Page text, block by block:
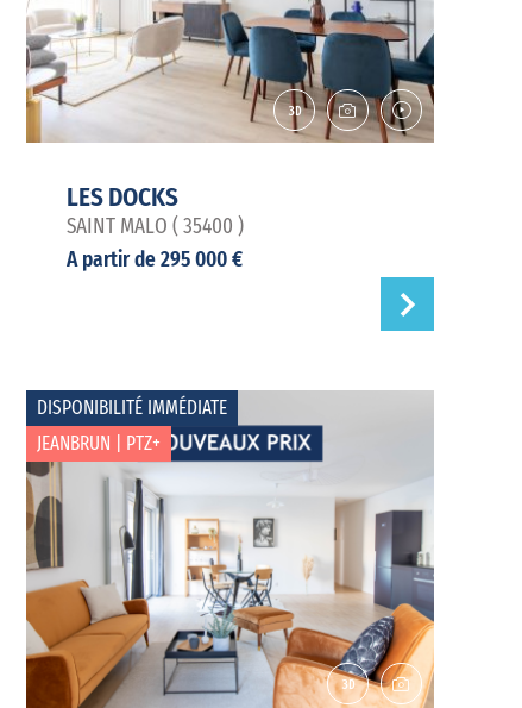
LES DOCKS
SAINT MALO ( 35400 )
A partir de 295 000 €
DISPONIBILITÉ IMMÉDIATE
JEANBRUN | PTZ+